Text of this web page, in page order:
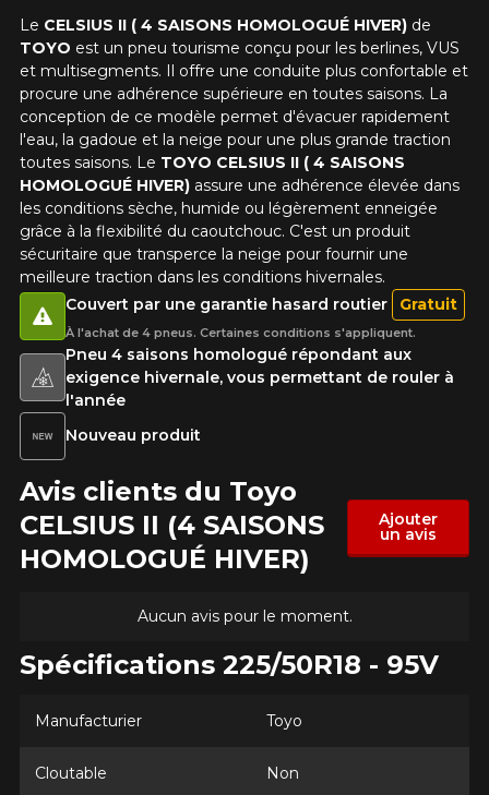
Le CELSIUS II ( 4 SAISONS HOMOLOGUÉ HIVER)de
TOYO est un pneu tourisme conçu pour les berlines, VUS
et multisegments. Il offre une conduite plus confortable et
procure une adhérence supérieure en toutes saisons. La
conception de ce modèle permet d'évacuer rapidement
l'eau, la gadoue et la neige pour une plus grande traction
toutes saisons. Le TOYO CELSIUS II ( 4 SAISONS
HOMOLOGUÉ HIVER) assure une adhérence élevée dans
les conditions sèche, humide ou légèrement enneigée
grâce à la flexibilité du caoutchouc. C'est un produit
sécuritaire que transperce la neige pour fournir une
meilleure traction dans les conditions hivernales.
Pneu 4 saisons homologué répondant aux
exigence hivernale, vous permettant de rouler à
l'année
Nouveau produit
Couvert par une garantie hasard routier Gratuit
À l'achat de 4 pneus. Certaines conditions s'appliquent.
Avis clients du Toyo
CELSIUS II (4 SAISONS
HOMOLOGUÉ HIVER)
Ajouter
un avis
Aucun avis pour le moment.
Spécifications 225/50R18 - 95V
Manufacturier Toyo
Cloutable Non